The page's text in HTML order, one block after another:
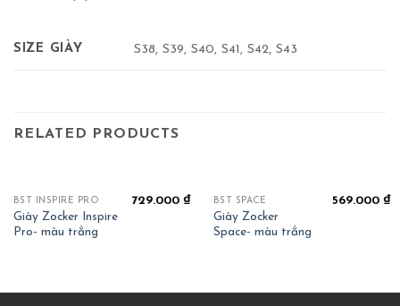
SIZE GIÀY S38, S39, S40, S41, S42, S43
RELATED PRODUCTS
BST INSPIRE PRO
Giày Zocker Inspire
Pro- màu trắng
729.000₫ BST SPACE
Giày Zocker
Space- màu trắng
569.000₫